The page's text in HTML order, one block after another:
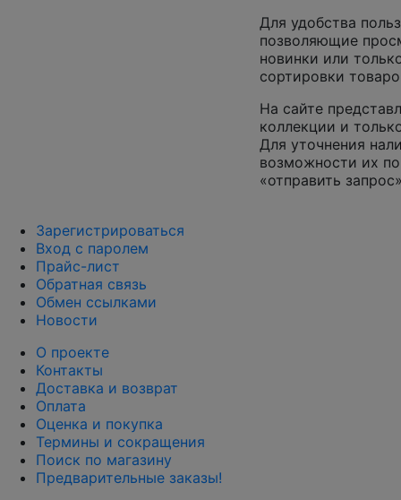
Для удобства
позволяющие
новинки или
сортировки
На сайте
коллекции и
Для уточнения
возможности их
«отправить
Зарегистрироваться
Вход с паролем
Прайс-лист
Обратная связь
Обмен ссылками
Новости
О проекте
Контакты
Доставка и возврат
Оплата
Оценка и покупка
Термины и сокращения
Поиск по магазину
Предварительные заказы!